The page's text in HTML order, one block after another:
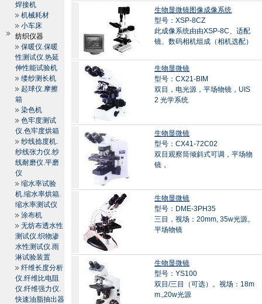
焊接机
机械耗材
小车床
纺织仪器
保暖仪.保暖
性测试仪.热延
伸性能试验机
缕纱测长机
起球仪.摩擦
箱
染色机
色牢度测试
仪.色牢度烘箱
纱线捻度机.
纱线张力仪.纱
线耐磨仪.平磨
仪
缩水率试验
机.缩水率烘箱.
缩水率测试仪
涂布机
无纺布透水性
测试仪.织物渗
水性测试仪.雨
淋试验装置
纤维长度分析
仪.纤维比电阻
仪.纤维强力仪.
快速油脂抽出器
生物显微镜图像成像系统
型号：XSP-8CZ
此成像系统由由XSP-8C、适配
镜、数码相机组成（相机选配）
生物显微镜
型号：CX21-BIM
双目，电光源，平场物镜，UIS
2 光学系统
生物显微镜
型号：CX41-72C02
双目观察筒倾斜式可调，平场物
镜，
生物显微镜
型号：DME-3PH35
三目，视场：20mm, 35w光源。
平场物镜
生物显微镜
型号：YS100
双目/三目（可选）。视场：18m
m.,20w光源